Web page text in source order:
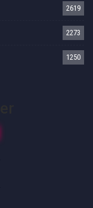
2619
2273
1250